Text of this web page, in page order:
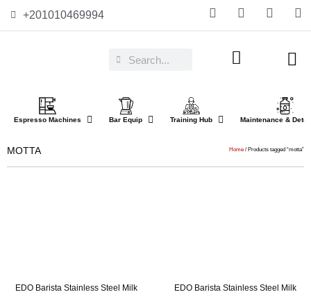
+201010469994
Espresso Machines​ Bar Equip Training Hub Maintenance &
MOTTA Home / Products tagged “motta”
EDO Barista Stainless Steel Milk
EDO Barista Stainless Steel Milk